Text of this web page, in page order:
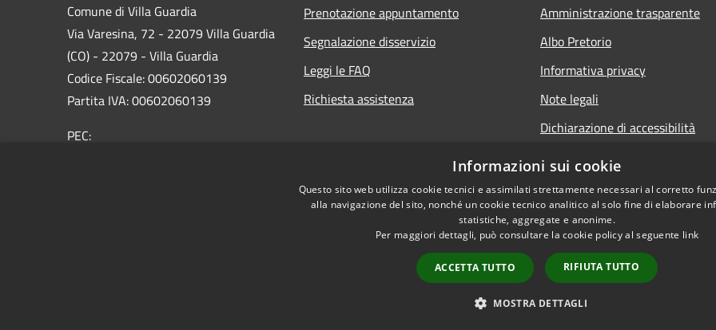
Comune di Villa Guardia
Via Varesina, 72 - 22079 Villa Guardia
(CO) - 22079 - Villa Guardia
Codice Fiscale: 00602060139
Partita IVA: 00602060139
PEC:
Prenotazione appuntamento
Segnalazione disservizio
Leggi le FAQ
Richiesta assistenza
Amministrazione trasparente
Albo Pretorio
Informativa privacy
Note legali
Dichiarazione di accessibilità
Copyright © 2026 •
Informazioni sui cookie
Questo sito web utilizza cookie tecnici e assimilati strettamente necessari al corretto
alla navigazione del sito, nonché un cookie tecnico analitico al solo fine di elaborare
statistiche, aggregate e anonime.
Per maggiori dettagli, può consultare la cookie policy al seguente link
ACCETTA TUTTO RIFIUTA TUTTO
MOSTRA DETTAGLI